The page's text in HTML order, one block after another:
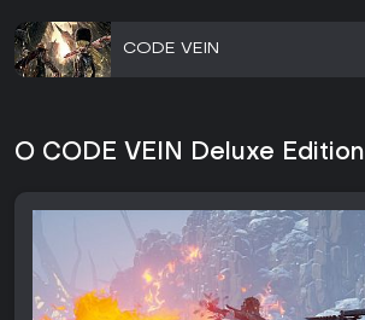
CODE VEIN
O CODE VEIN Deluxe Edition